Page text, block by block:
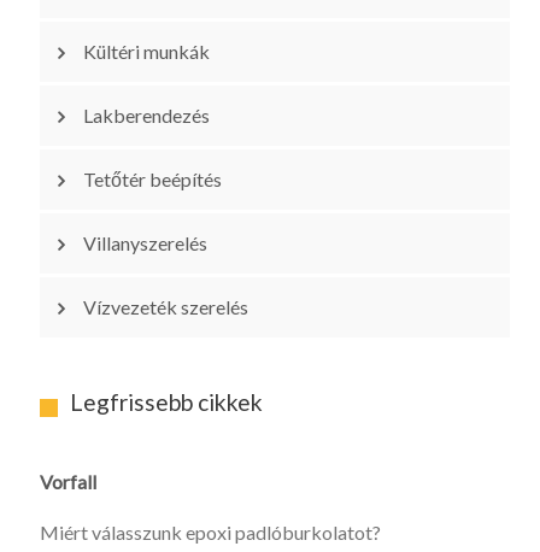
Kültéri munkák
Lakberendezés
Tetőtér beépítés
Villanyszerelés
Vízvezeték szerelés
Legfrissebb cikkek
Vorfall
Miért válasszunk epoxi padlóburkolatot?